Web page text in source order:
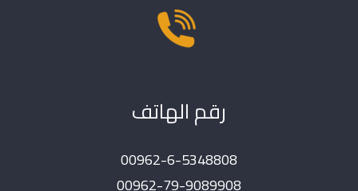
رقم الهاتف
00962-6-5348808
00962-79-9089908